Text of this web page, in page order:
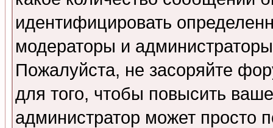
идентифицировать
модераторы и
Пожалуйста, не засоряйте
для того, чтобы повысить
администратор может просто